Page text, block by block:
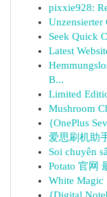
pixxie928:
Unzensierter
Seek Quick
Latest
B...
Limited
Mushroom
{OnePlus
爱思刷机助
Soi chuyên
Potato 官网
White Magic